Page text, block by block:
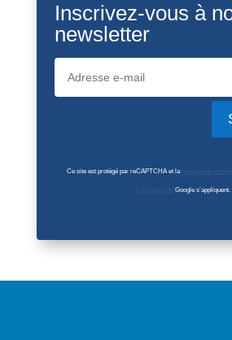
Inscrivez-vous à
newsletter
Ce site est protégé par reCAPTCHA et la
Google s’appliquent.